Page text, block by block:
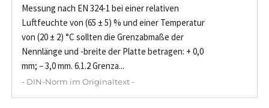
Messung nach EN 324-1 bei einer relativen
Luftfeuchte von (65 ± 5) % und einer Temperatur
von (20 ± 2) °C sollten die Grenzabmaße der
Nennlänge und -breite der Platte betragen: + 0,0
mm; − 3,0 mm. 6.1.2 Grenza...
- DIN-Norm im Originaltext -